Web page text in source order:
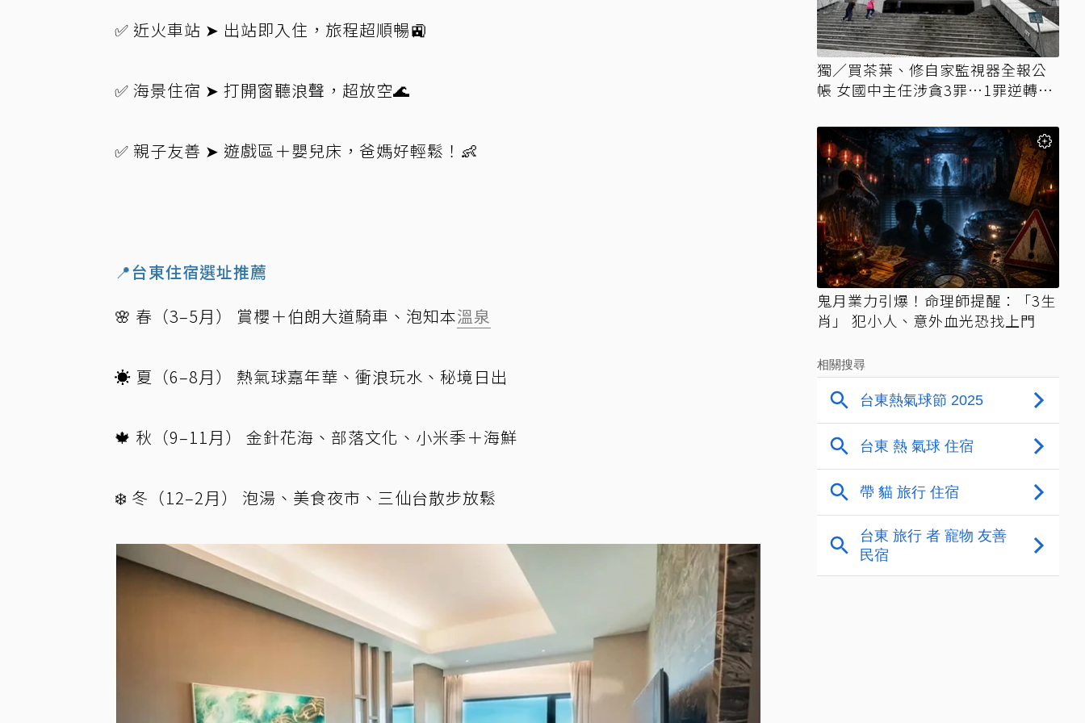
✅ 近火車站 ➤ 出站即入住，旅程超順暢🚉
✅ 海景住宿 ➤ 打開窗聽浪聲，超放空🌊
✅ 親子友善 ➤ 遊戲區＋嬰兒床，爸媽好輕鬆！👶
📍台東住宿選址推薦
🌸 春（3–5月） 賞櫻＋伯朗大道騎車、泡知本溫泉
☀️ 夏（6–8月） 熱氣球嘉年華、衝浪玩水、秘境日出
🍁 秋（9–11月） 金針花海、部落文化、小米季＋海鮮
❄️ 冬（12–2月） 泡湯、美食夜市、三仙台散步放鬆
獨／買茶葉、修自家監視器全報公
帳 女國中主任涉貪3罪…1罪逆轉無
鬼月業力引爆！命理師提醒：「3生
肖」 犯小人、意外血光恐找上門